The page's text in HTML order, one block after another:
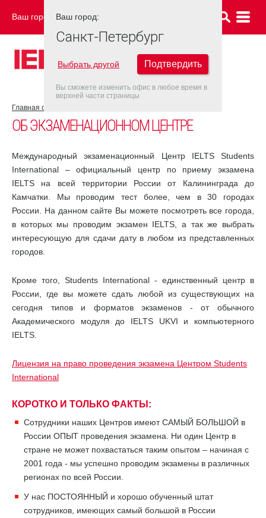
Ваш город: САНКТ-ПЕТЕРБУРГ
Главная страница
ОБ ЭКЗАМЕНАЦИОННОМ ЦЕНТРЕ
Международный экзаменационный Центр IELTS Students
International – официальный центр по приему экзамена
IELTS на всей территории России от Калининграда до
Камчатки. Мы проводим тест более, чем в 30 городах
России. На данном сайте Вы можете посмотреть все города,
в которых мы проводим экзамен IELTS, а так же выбрать
интересующую для сдачи дату в любом из представленных
городов.
Кроме того, Students International - единственный центр в
России, где вы можете сдать любой из существующих на
сегодня типов и форматов экзаменов - от обычного
Академического модуля до IELTS UKVI и компьютерного
IELTS.
Лицензия на право проведения экзамена Центром Students
International
КОРОТКО И ТОЛЬКО ФАКТЫ:
Сотрудники наших Центров имеют САМЫЙ БОЛЬШОЙ в
России ОПЫТ проведения экзамена. Ни один Центр в
стране не может похвастаться таким опытом – начиная с
2001 года - мы успешно проводим экзамены в различных
регионах по всей России.
У нас ПОСТОЯННЫЙ и хорошо обученный штат
сотрудников, имеющих самый большой в России
Ваш город:
Санкт-Петербург
Выбрать другой Подтвердить
Вы сможете изменить офис в любое время в
верхней части страницы